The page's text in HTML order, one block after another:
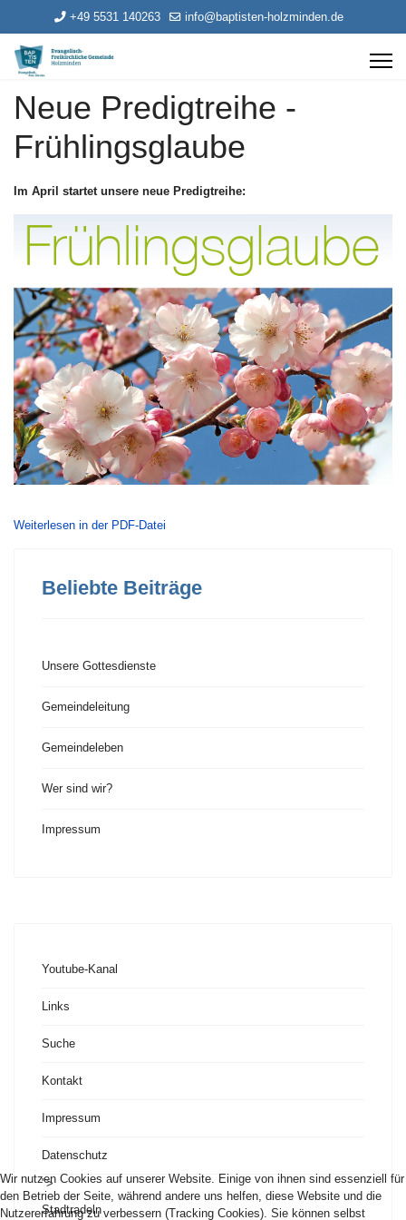
+49 5531 140263 info@baptisten-holzminden.de
Neue Predigtreihe -
Frühlingsglaube
Im April startet unsere neue Predigtreihe:
Weiterlesen in der PDF-Datei
Beliebte Beiträge
Unsere Gottesdienste
Gemeindeleitung
Gemeindeleben
Wer sind wir?
Impressum
Youtube-Kanal
Links
Suche
Kontakt
Impressum
Datenschutz
">
Stadtradeln
Wir nutzen Cookies auf unserer Website. Einige von ihnen sind essenziell für
den Betrieb der Seite, während andere uns helfen, diese Website und die
Nutzererfahrung zu verbessern (Tracking Cookies). Sie können selbst